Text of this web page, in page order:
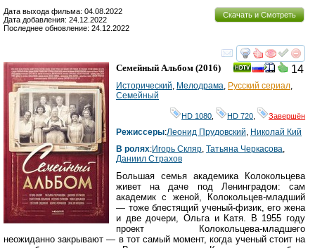
Скачать и Смотреть
Дата выхода фильма: 04.08.2022
Дата добавления: 24.12.2022
Последнее обновление: 24.12.2022
смотреть
14
Семейный Альбом (2016)
Исторический Мелодрама Русский сериал
Семейный
HD 1080 HD 720 Завершён
Режиссеры:Леонид Прудовский Николай Кий
В ролях:Игорь Скляр Татьяна Черкасова
Даниил Страхов
Большая семья академика Колокольцева
живет на даче под Ленинградом: сам
академик с женой, Колокольцев-младший
— тоже блестящий ученый-физик, его жена
и две дочери, Ольга и Катя. В 1955 году
проект Колокольцева-младшего
неожиданно закрывают — в тот самый момент, когда ученый стоит на